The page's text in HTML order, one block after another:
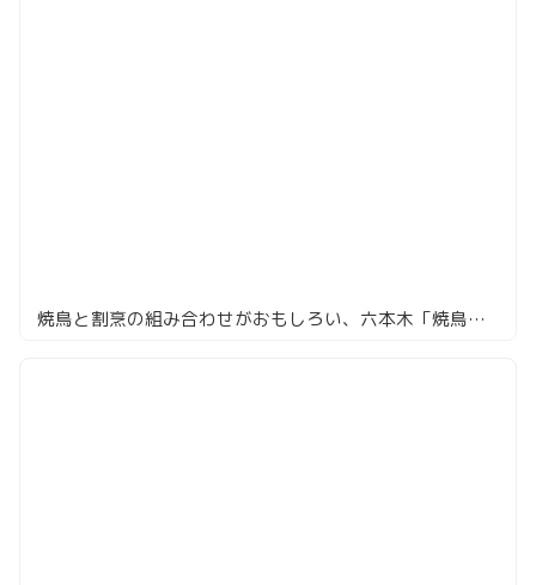
焼鳥と割烹の組み合わせがおもしろい、六本木「焼鳥カッポウ 鳥耀」